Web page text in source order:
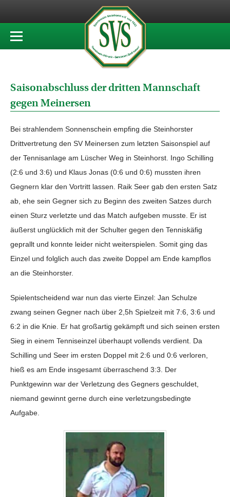
Saisonabschluss der dritten Mannschaft
gegen Meinersen
Bei strahlendem Sonnenschein empfing die Steinhorster
Drittvertretung den SV Meinersen zum letzten Saisonspiel auf
der Tennisanlage am Lüscher Weg in Steinhorst. Ingo Schilling
(2:6 und 3:6) und Klaus Jonas (0:6 und 0:6) mussten ihren
Gegnern klar den Vortritt lassen. Raik Seer gab den ersten Satz
ab, ehe sein Gegner sich zu Beginn des zweiten Satzes durch
einen Sturz verletzte und das Match aufgeben musste. Er ist
äußerst unglücklich mit der Schulter gegen den Tenniskäfig
geprallt und konnte leider nicht weiterspielen. Somit ging das
Einzel und folglich auch das zweite Doppel am Ende kampflos
an die Steinhorster.
Spielentscheidend war nun das vierte Einzel: Jan Schulze
zwang seinen Gegner nach über 2,5h Spielzeit mit 7:6, 3:6 und
6:2 in die Knie. Er hat großartig gekämpft und sich seinen ersten
Sieg in einem Tenniseinzel überhaupt vollends verdient. Da
Schilling und Seer im ersten Doppel mit 2:6 und 0:6 verloren,
hieß es am Ende insgesamt überraschend 3:3. Der
Punktgewinn war der Verletzung des Gegners geschuldet,
niemand gewinnt gerne durch eine verletzungsbedingte
Aufgabe.